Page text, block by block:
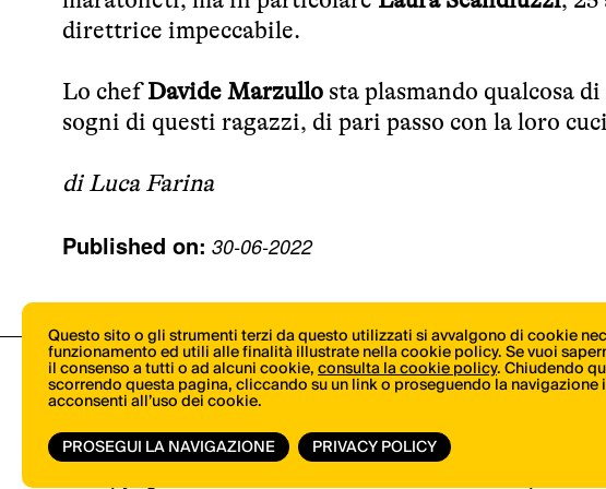
direttrice impeccabile.
Lo chefDavide Marzullo sta plasmando qualcosa
sogni di questi ragazzi, di pari passo con la loro
di Luca Farina
Published on: 30-06-2022
© Copyright 2026.Vertical.it Shop
Questo sito o gli strumenti terzi da questo utilizzati si avvalgono di cookie
funzionamento ed utili alle finalità illustrate nella cookie policy. Se vuoi
il consenso a tutti o ad alcuni cookie,consulta la cookie policy. Chiudendo
scorrendo questa pagina, cliccando su un link o proseguendo la navigazione
acconsenti all’uso dei cookie.
PROSEGUI LA NAVIGAZIONE
PRIVACY POLICY